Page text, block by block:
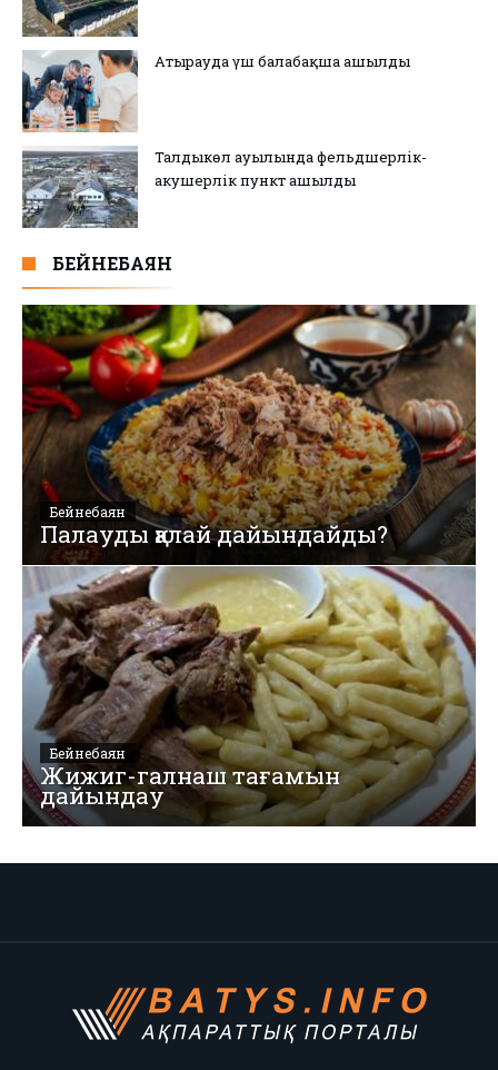
Атырауда үш балабақша ашылды
Талдыкөл ауылында фельдшерлік-
акушерлік пункт ашылды
БЕЙНЕБАЯН
Бейнебаян
Палауды қалай дайындайды?
Бейнебаян
Жижиг-галнаш тағамын
дайындау